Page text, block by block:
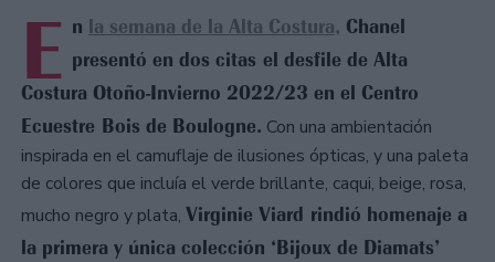
E n la semana de la Alta Costura, Chanel
presentó en dos citas el desfile de Alta
Costura Otoño-Invierno 2022/23 en el Centro
Ecuestre Bois de Boulogne. Con una ambientación
inspirada en el camuflaje de ilusiones ópticas, y una paleta
de colores que incluía el verde brillante, caqui, beige, rosa,
mucho negro y plata, Virginie Viard rindió homenaje a
la primera y única colección ‘Bijoux de Diamats’